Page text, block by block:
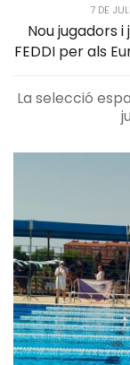
7 DE
Nou jugadors
FEDDI per als
La selecció